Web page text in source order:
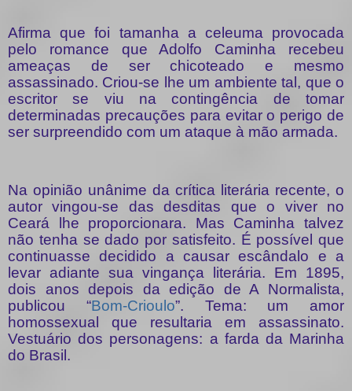
Afirma que foi tamanha a celeuma provocada
pelo romance que Adolfo Caminha recebeu
ameaças de ser chicoteado e mesmo
assassinado. Criou-se lhe um ambiente tal, que o
escritor se viu na contingência de tomar
determinadas precauções para evitar o perigo de
ser surpreendido com um ataque à mão armada.
Na opinião unânime da crítica literária recente, o
autor vingou-se das desditas que o viver no
Ceará lhe proporcionara. Mas Caminha talvez
não tenha se dado por satisfeito. É possível que
continuasse decidido a causar escândalo e a
levar adiante sua vingança literária. Em 1895,
dois anos depois da edição de A Normalista,
publicou “Bom-Crioulo”. Tema: um amor
homossexual que resultaria em assassinato.
Vestuário dos personagens: a farda da Marinha
do Brasil.